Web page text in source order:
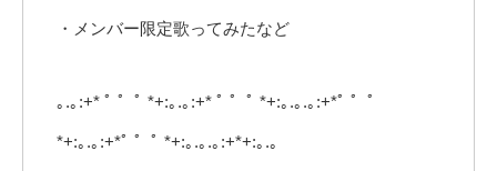
・メンバー限定歌ってみたなど
｡.｡:+* ﾟ ゜ﾟ *+:｡.｡:+* ﾟ ゜ﾟ *+:｡.｡.｡:+*ﾟ ゜ﾟ
*+:｡.｡:+*ﾟ ゜ﾟ *+:｡.｡.｡:+*+:｡.｡